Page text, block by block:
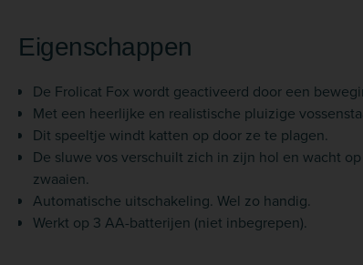
Eigenschappen
De Frolicat Fox wordt geactiveerd door een
Met een heerlijke en realistische pluizige
Dit speeltje windt katten op door ze te plagen.
De sluwe vos verschuilt zich in zijn hol en wacht
zwaaien.
Automatische uitschakeling. Wel zo handig.
Werkt op 3 AA-batterijen (niet inbegrepen).